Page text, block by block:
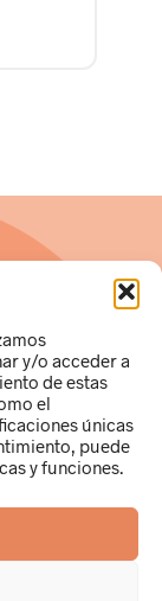
y/o acceder a
de estas
el
únicas
puede
y funciones.